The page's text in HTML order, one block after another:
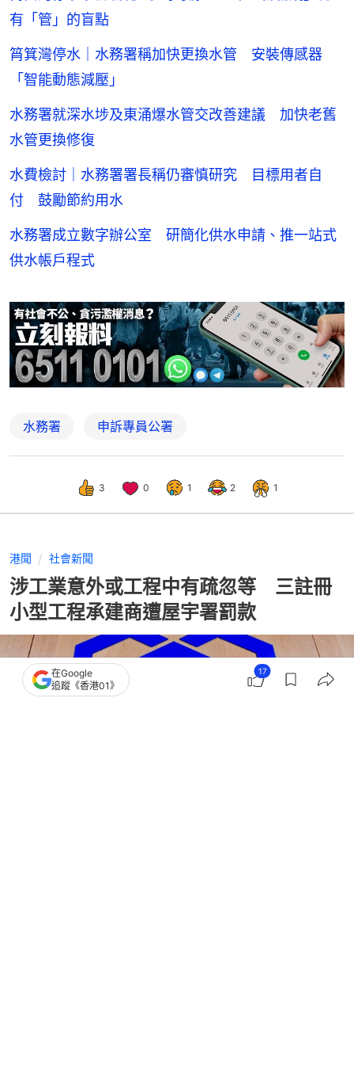
有「管」的盲點
筲箕灣停水｜水務署稱加快更換水管 安裝傳感器
「智能動態減壓」
水務署就深水埗及東涌爆水管交改善建議 加快老舊
水管更換修復
水費檢討｜水務署署長稱仍審慎研究 目標用者自
付 鼓勵節約用水
水務署成立數字辦公室 研簡化供水申請、推一站式
供水帳戶程式
水務署 申訴專員公署
3 0 1 2 1
港聞 社會新聞
涉工業意外或工程中有疏忽等 三註冊
小型工程承建商遭屋宇署罰款
在Google
追蹤《香港01》
17